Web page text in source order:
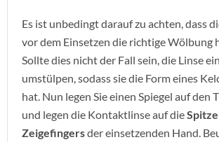
Es ist unbedingt darauf zu achten, dass
vor dem Einsetzen die richtige Wölbung
Sollte dies nicht der Fall sein, die Linse
umstülpen, sodass sie die Form eines
hat. Nun legen Sie einen Spiegel auf den
und legen die Kontaktlinse auf die
Zeigefingersder einsetzenden Hand.